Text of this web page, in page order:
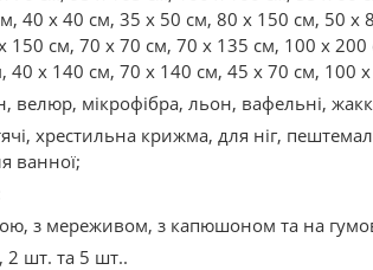
40 x 40 см, 35 x 50 см, 80 x 150 см, 50 x
см, 70 x 70 см, 70 x 135 см, 100 x
x 140 см, 70 x 140 см, 45 x 70 см, 100
велюр, мікрофібра, льон, вафельні,
хрестильна крижма, для ніг,
ванної;
з мереживом, з капюшоном та на
шт. та 5 шт..